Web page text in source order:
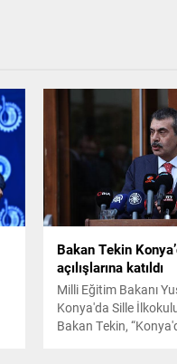
Bakan Tekin
açılışlarına katıldı
Milli Eğitim Bakanı
Konya'da Sille İlkokulu
Bakan Tekin,